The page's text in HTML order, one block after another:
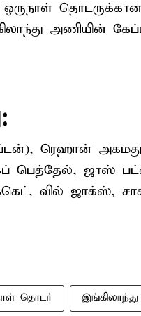
அணியின்
ரெஹான்
பெத்தேல், ஜாஸ்
வில் ஜாக்ஸ்,
தொடர்